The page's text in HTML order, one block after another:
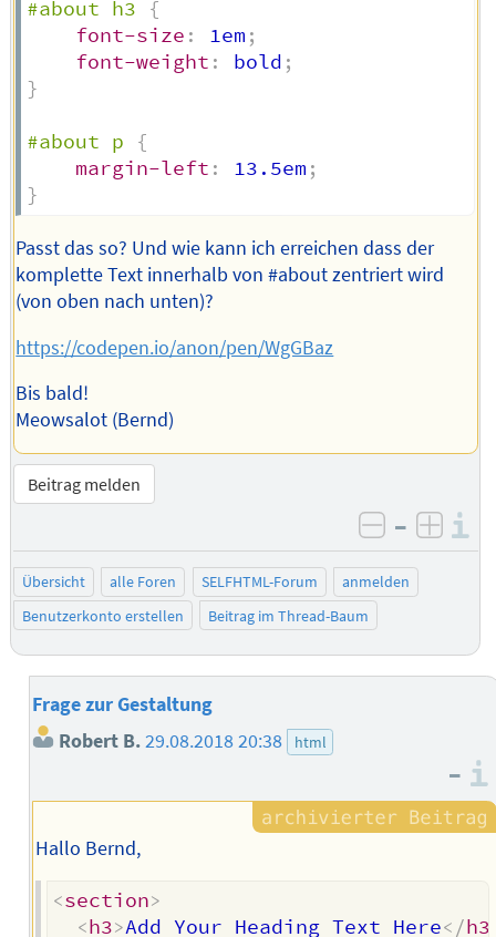
#about h3
{
font-size : 1em ;
font-weight : bold ;
}
#about p
{
margin-left : 13.5em ;
}
Passt das so? Und wie kann ich erreichen dass der
komplette Text innerhalb von #about zentriert wird
(von oben nach unten)?
https://codepen.io/anon/pen/WgGBaz
Bis bald!
Meowsalot (Bernd)
Beitrag melden
negativ
–
Übersicht alle Foren SELFHTML-Forum
anmelden
Benutzerkonto erstellen
Beitrag im Thread-Baum
Frage zur Gestaltung
Robert B.29.08.2018 20:38 html
–
Hallo Bernd,
<section>
<h3>Add Your Heading Text Here</h3